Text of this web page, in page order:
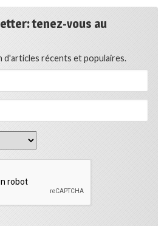
tenez-vous au
d'articles récents et populaires.